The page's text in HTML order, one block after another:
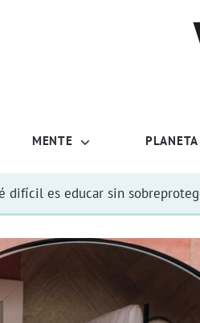
MENTE PLANETA
difícil es educar sin